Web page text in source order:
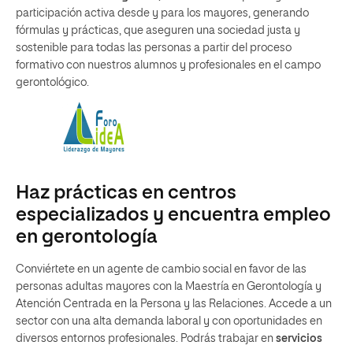
participación activa desde y para los mayores, generando
fórmulas y prácticas, que aseguren una sociedad justa y
sostenible para todas las personas a partir del proceso
formativo con nuestros alumnos y profesionales en el campo
gerontológico.
Haz prácticas en centros
especializados y encuentra empleo
en gerontología
Conviértete en un agente de cambio social en favor de las
personas adultas mayores con la Maestría en Gerontología y
Atención Centrada en la Persona y las Relaciones. Accede a un
sector con una alta demanda laboral y con oportunidades en
diversos entornos profesionales. Podrás trabajar en servicios